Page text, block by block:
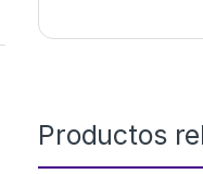
Productos